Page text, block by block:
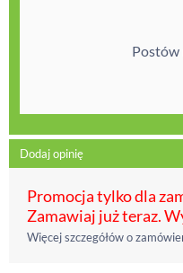
Postów
Dodaj opinię
Promocja tylko dla
Zamawiaj już teraz.
Więcej szczegółów o